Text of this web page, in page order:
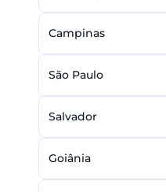
Campinas
São Paulo
Salvador
Goiânia